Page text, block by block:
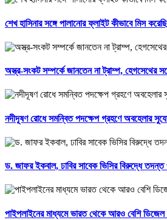
শেখ হাসিনার সঙ্গে পালানোর ফ্লাইট কীভাবে মিস
অস্ত্র-সংকট সম্পর্কে জানতেন না ট্রাম্প, হেগসেথের
নদীদূষণ রোধে সমন্বিত পদক্ষেপ গ্রহণে অবহেলার
ড. জাফর ইকবাল, ঢাবির সাবেক ভিসির বিরুদ্ধে তদন্ত
পাইপলাইনের মাধ্যমে ভারত থেকে আরও বেশি ডিজেল